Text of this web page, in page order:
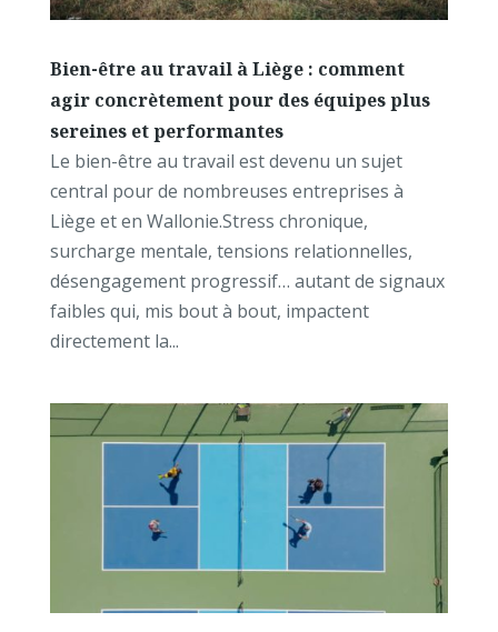
Bien-être au travail à Liège : comment
agir concrètement pour des équipes plus
sereines et performantes
Le bien-être au travail est devenu un sujet
central pour de nombreuses entreprises à
Liège et en Wallonie.Stress chronique,
surcharge mentale, tensions relationnelles,
désengagement progressif… autant de signaux
faibles qui, mis bout à bout, impactent
directement la...